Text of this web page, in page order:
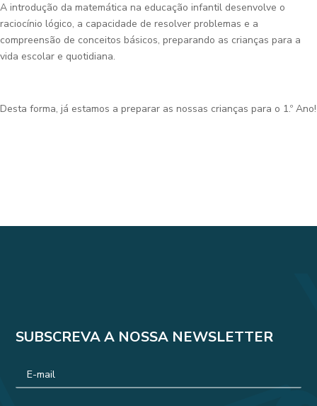
A introdução da matemática na educação infantil desenvolve o
raciocínio lógico, a capacidade de resolver problemas e a
compreensão de conceitos básicos, preparando as crianças para a
vida escolar e quotidiana.
Desta forma, já estamos a preparar as nossas crianças para o 1.º Ano!
SUBSCREVA A NOSSA NEWSLETTER